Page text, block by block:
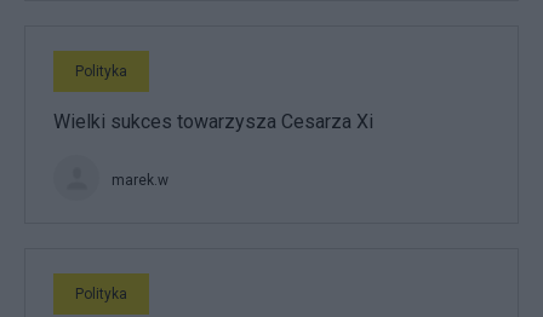
Polityka
Wielki sukces towarzysza Cesarza Xi
marek.w
Polityka